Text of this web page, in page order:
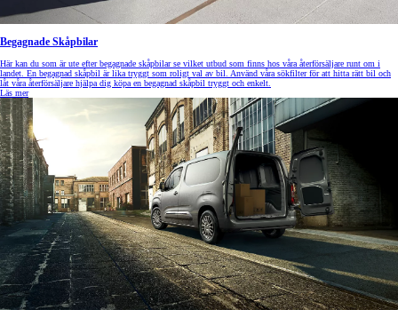
Begagnade Skåpbilar
Här kan du som är ute efter begagnade skåpbilar se vilket utbud som finns hos våra återförsäljare runt om i
landet. En begagnad skåpbil är lika tryggt som roligt val av bil. Använd våra sökfilter för att hitta rätt bil och
låt våra återförsäljare hjälpa dig köpa en begagnad skåpbil tryggt och enkelt.
Läs mer